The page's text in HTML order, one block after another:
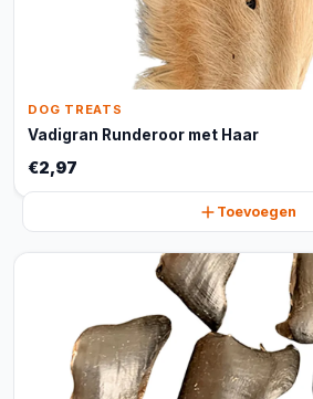
DOG TREATS
Vadigran Runderoor met Haar
€2,97
Toevoegen